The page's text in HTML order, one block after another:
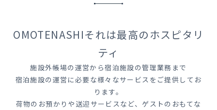
OMOTENASHIそれは最高のホスピタリ
ティ
施設外帳場の運営から宿泊施設の管理業務まで
宿泊施設の運営に必要な様々なサービスをご提供してお
ります。
荷物のお預かりや送迎サービスなど、ゲストのおもてな